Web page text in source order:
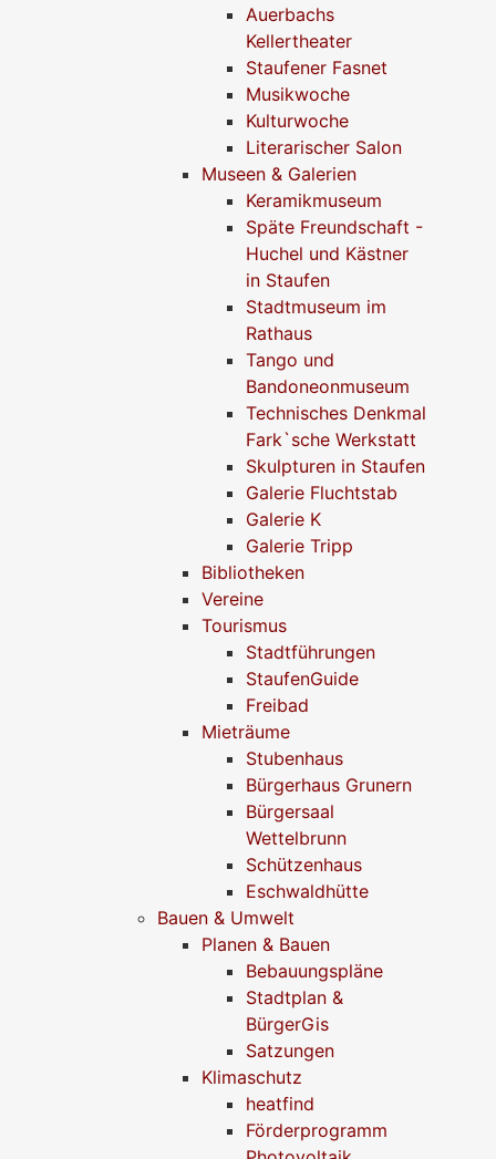
Auerbachs
Kellertheater
Staufener Fasnet
Musikwoche
Kulturwoche
Literarischer Salon
Museen & Galerien
Keramikmuseum
Späte Freundschaft -
Huchel und Kästner
in Staufen
Stadtmuseum im
Rathaus
Tango und
Bandoneonmuseum
Technisches Denkmal
Fark`sche Werkstatt
Skulpturen in Staufen
Galerie Fluchtstab
Galerie K
Galerie Tripp
Bibliotheken
Vereine
Tourismus
Stadtführungen
StaufenGuide
Freibad
Mieträume
Stubenhaus
Bürgerhaus Grunern
Bürgersaal
Wettelbrunn
Schützenhaus
Eschwaldhütte
Bauen & Umwelt
Planen & Bauen
Bebauungspläne
Stadtplan &
BürgerGis
Satzungen
Klimaschutz
heatfind
Förderprogramm